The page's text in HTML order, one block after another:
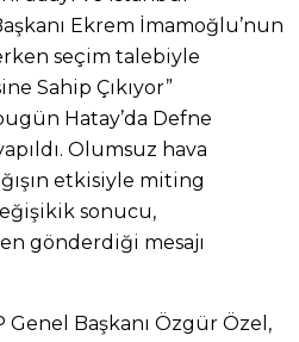
Ekrem İmamoğlu’nun
seçim talebiyle
Sahip Çıkıyor”
Hatay’da Defne
Olumsuz hava
etkisiyle miting
sonucu,
gönderdiği mesajı
Başkanı Özgür Özel,